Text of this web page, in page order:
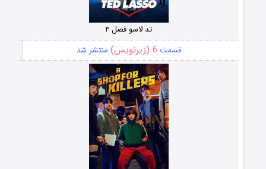
تد لاسو فصل ۴
قسمت 6 (زیرنویس) منتشر شد